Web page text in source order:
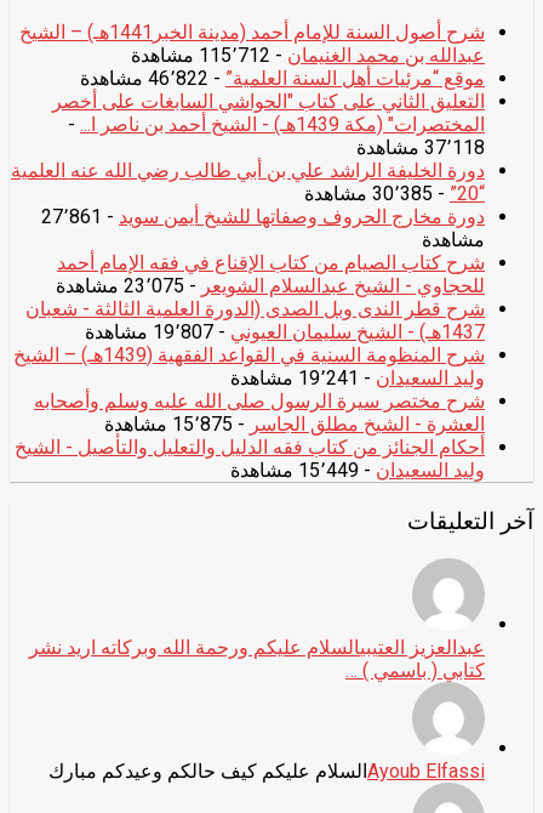
شرح أصول السنة للإمام أحمد (مدينة الخبر1441هـ) – الشيخ
عبدالله بن محمد الغنيمان - 115٬712 مشاهدة
موقع “مرئيات أهل السنة العلمية” - 46٬822 مشاهدة
التعليق الثاني على كتاب "الحواشي السابغات على أخصر
المختصرات" (مكة 1439هـ) - الشيخ أحمد بن ناصر ا...
-
37٬118 مشاهدة
دورة الخليفة الراشد علي بن أبي طالب رضي الله عنه العلمية
“20”
- 30٬385 مشاهدة
دورة مخارج الحروف وصفاتها للشيخ أيمن سويد
- 27٬861
مشاهدة
شرح كتاب الصيام من كتاب الإقناع في فقه الإمام أحمد
للحجاوي - الشيخ عبدالسلام الشويعر - 23٬075 مشاهدة
شرح قطر الندى وبل الصدى (الدورة العلمية الثالثة - شعبان
1437هـ) - الشيخ سليمان العيوني
- 19٬807 مشاهدة
شرح المنظومة السنية في القواعد الفقهية (1439هـ) – الشيخ
وليد السعيدان - 19٬241 مشاهدة
شرح مختصر سيرة الرسول صلى الله عليه وسلم وأصحابه
العشرة - الشيخ مطلق الجاسر - 15٬875 مشاهدة
أحكام الجنائز من كتاب فقه الدليل والتعليل والتأصيل - الشيخ
وليد السعيدان - 15٬449 مشاهدة
آخر التعليقات
عبدالعزيز العتيبيالسلام عليكم ورحمة الله وبركاته اريد نشر
كتابي ( باسمي ) …
Ayoub Elfassiالسلام عليكم كيف حالكم وعيدكم مبارك